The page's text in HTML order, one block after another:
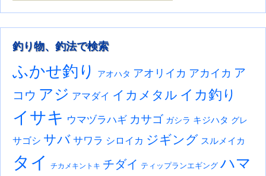
釣り物、釣法で検索
ふかせ釣り アオハタ アオリイカ アカイカ ア
コウ アジ アマダイ イカメタル イカ釣り
イサキ ウマヅラハギ カサゴ ガシラ キジハタ グレ
サゴシ サバ サワラ シロイカ ジギング スルメイカ
タイ チカメキントキ チダイ ティップランエギング ハマ